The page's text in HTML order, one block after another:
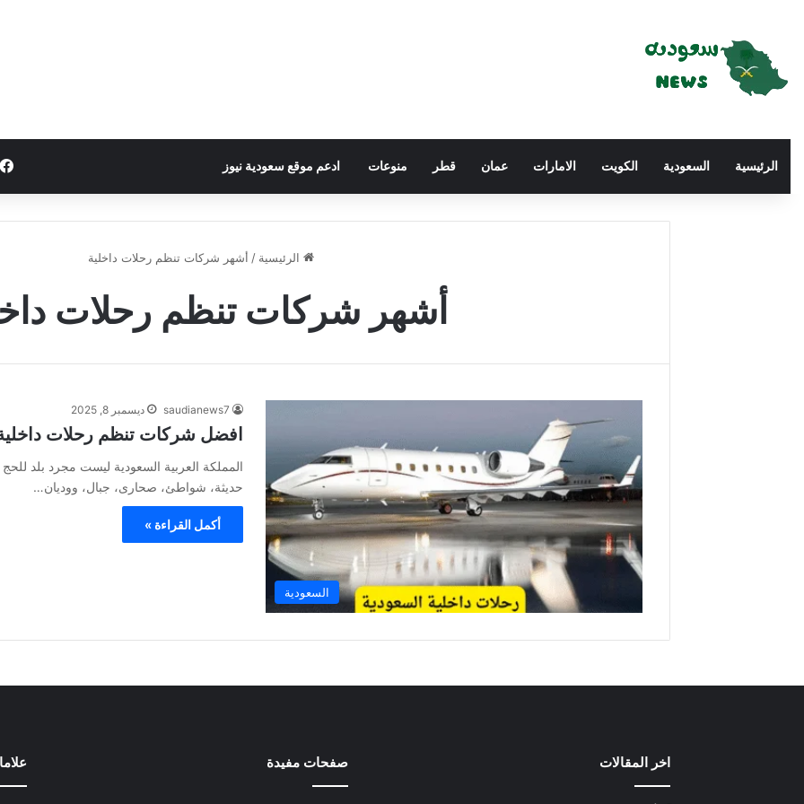
الرئيسية السعودية الكويت الامارات عمان قطر منوعات ادعم موقع سعودية نيوز
الرئيسية / أشهر شركات تنظم رحلات داخلية
أشهر شركات تنظم رحلات
السعودية
saudianews7 ديسمبر 8, 2025
افضل شركات تنظم رحلات
المملكة العربية السعودية ليست مجرد بلد
حديثة، شواطئ، صحارى، جبال، ووديان…
أكمل القراءة »
اخر المقالات صفحات مفيدة